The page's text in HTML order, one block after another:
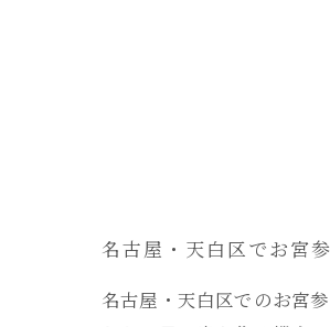
名古屋・天白区でお宮
名古屋・天白区でのお宮